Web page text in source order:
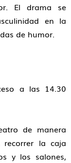
El drama se
en la
de humor.
a las 14.30
de manera
la caja
y los salones,